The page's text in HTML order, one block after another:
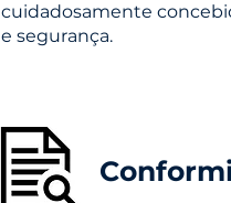
cuidadosamente
e segurança.